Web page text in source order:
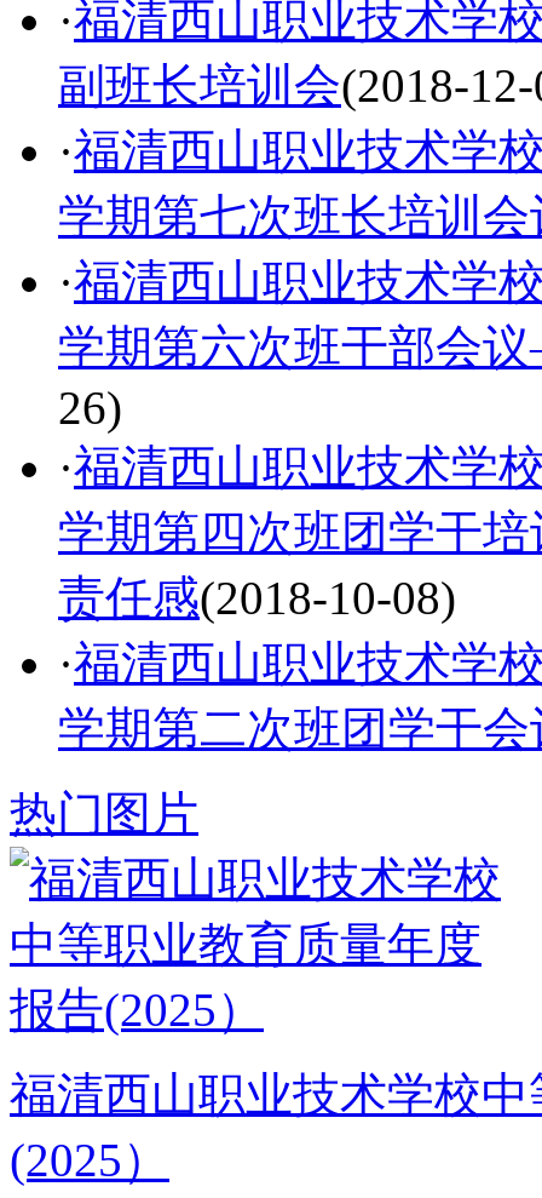
·福清西山职业技术学
副班长培训会(2018-
·福清西山职业技术学
学期第七次班长培训会
·福清西山职业技术学
学期第六次班干部会
26)
·福清西山职业技术学
学期第四次班团学干
责任感(2018-10-08)
·福清西山职业技术学
学期第二次班团学干会
热门图片
福清西山职业技术学校
(2025）